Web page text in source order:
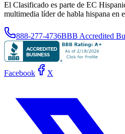
El Clasificado es parte de EC
multimedia líder de habla hispana en
888-277-4736BBB Accredited
Facebook X